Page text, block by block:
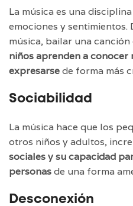
La música es una
emociones y sentimientos.
música, bailar una
niños aprenden a conocer
expresarsede forma más
Sociabilidad
La música hace que los
otros niños y adultos,
sociales y su capacidad
personasde una forma
Desconexión